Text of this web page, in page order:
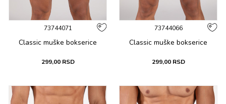
73744071
Classic muške bоksеricе
299,00 RSD
73744066
Classic muške bоksеricе
299,00 RSD